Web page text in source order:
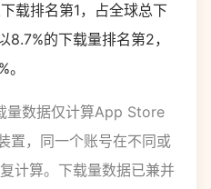
载排名第1，占全球总下
8.7%的下载量排名第2，
量数据仅计算App Store
置，同一个账号在不同或
计算。下载量数据已兼并